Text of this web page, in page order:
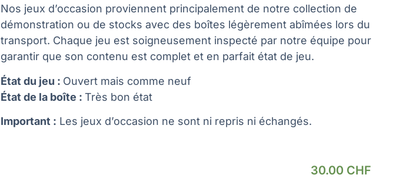
Nos jeux d’occasion proviennent principalement de notre collection de
démonstration ou de stocks avec des boîtes légèrement abîmées lors du
transport. Chaque jeu est soigneusement inspecté par notre équipe pour
garantir que son contenu est complet et en parfait état de jeu.
État du jeu : Ouvert mais comme neuf
État de la boîte : Très bon état
Important : Les jeux d’occasion ne sont ni repris ni échangés.
30.00 CHF